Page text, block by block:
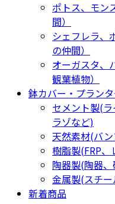
ポトス、モン
間）
シェフレラ、
の仲間）
オーガスタ、
観葉植物）
鉢カバー・プラン
セメント製(
ラゾなど)
天然素材(バ
樹脂製(FRP
陶器製(陶器
金属製(スチ
新着商品